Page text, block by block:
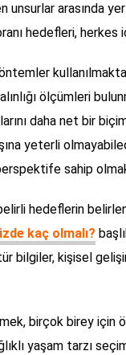
arasında
hedefleri, herkes
ölçümleri
daha net bir
yeterli
sahip
hedeflerin
kaç olmalı?
bilgiler, kişisel
birçok birey için
yaşam tarzı